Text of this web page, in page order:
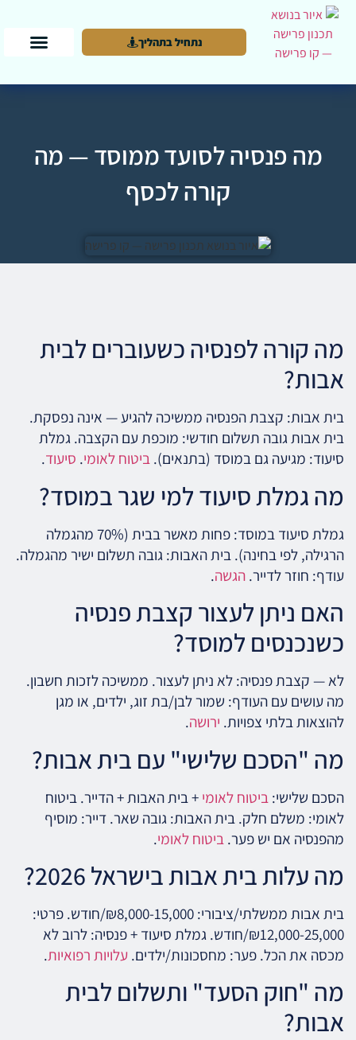
נתחיל בתהליך
מה פנסיה לסועד ממוסד — מה
קורה לכסף
מה קורה לפנסיה כשעוברים לבית
אבות?
בית אבות: קצבת הפנסיה ממשיכה להגיע — אינה נפסקת.
בית אבות גובה תשלום חודשי: מוכפת עם הקצבה. גמלת
סיעוד: מגיעה גם במוסד (בתנאים).ביטוח לאומי. סיעוד.
מה גמלת סיעוד למי שגר במוסד?
גמלת סיעוד במוסד: פחות מאשר בבית (70% מהגמלה
הרגילה, לפי בחינה). בית האבות: גובה תשלום ישיר מהגמלה.
עודף: חוזר לדייר.הגשה.
האם ניתן לעצור קצבת פנסיה
כשנכנסים למוסד?
לא — קצבת פנסיה: לא ניתן לעצור. ממשיכה לזכות חשבון.
מה עושים עם העודף: שמור לבן/בת זוג, ילדים, או מגן
להוצאות בלתי צפויות. ירושה.
מה "הסכם שלישי" עם בית אבות?
הסכם שלישי:ביטוח לאומי+ בית האבות + הדייר. ביטוח
לאומי: משלם חלק. בית האבות: גובה שאר. דייר: מוסיף
מהפנסיה אם יש פער.ביטוח לאומי.
מה עלות בית אבות בישראל 2026?
בית אבות ממשלתי/ציבורי: ₪8,000-15,000/חודש. פרטי:
₪12,000-25,000/חודש. גמלת סיעוד + פנסיה: לרוב לא
מכסה את הכל. פער: מחסכונות/ילדים.עלויות רפואיות.
מה "חוק הסעד" ותשלום לבית
אבות?